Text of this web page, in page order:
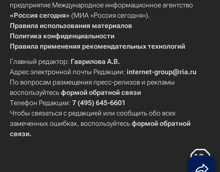
предприятие Международное информационное агентство
«Россия сегодня» (МИА «Россия сегодня»).
Правила использования материалов
Политика конфиденциальности
Правила применения рекомендательных технологий
Главный редактор: Гаврилова А.В.
Адрес электронной почты Редакции: internet-group@ria.ru
По вопросам размещения пресс-релизов и рекламы
воспользуйтесьформой обратной связи
Телефон Редакции: 7 (495) 645-6601
Чтобы связаться с редакцией или сообщить обо всех
замеченных ошибках, воспользуйтесьформой обратной
связи.